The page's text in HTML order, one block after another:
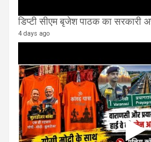
डिप्टी सीएम बृजेश पाठक का सरकारी
4 days ago